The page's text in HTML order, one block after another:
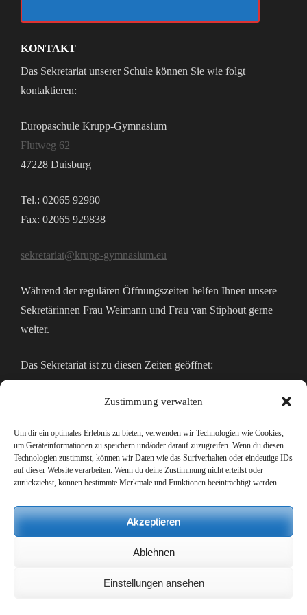
Zustimmung verwalten
Um dir ein optimales Erlebnis zu bieten, verwenden wir Technologien wie Cookies,
um Geräteinformationen zu speichern und/oder darauf zuzugreifen. Wenn du diesen
Technologien zustimmst, können wir Daten wie das Surfverhalten oder eindeutige IDs
auf dieser Website verarbeiten. Wenn du deine Zustimmung nicht erteilst oder
zurückziehst, können bestimmte Merkmale und Funktionen beeinträchtigt werden.
Akzeptieren
Ablehnen
Einstellungen ansehen
KONTAKT
Das Sekretariat unserer Schule können Sie wie folgt
kontaktieren:
Europaschule Krupp-Gymnasium
Flutweg 62
47228 Duisburg
Tel.: 02065 92980
Fax: 02065 929838
sekretariat@krupp-gymnasium.eu
Während der regulären Öffnungszeiten helfen Ihnen unsere
Sekretärinnen Frau Weimann und Frau van Stiphout gerne
weiter.
Das Sekretariat ist zu diesen Zeiten geöffnet:
Montags bis Freitags 07:30 – 14:00 Uhr
Mo, Mi und Do zusätzlich bis 15:30 Uhr
IMPRESSUM & DATENSCHUTZERKLÄRUNG
Impressum
Datenschutzerklärung
Krupp-Gymnasium Europaschule